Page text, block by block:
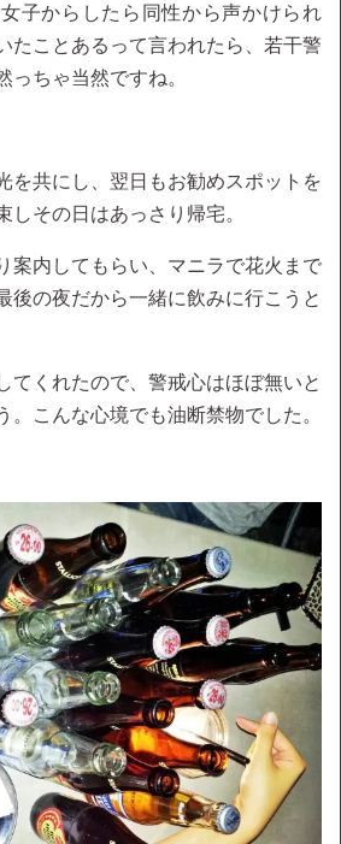
子からしたら同性から声かけられ
たことあるって言われたら、若干警
っちゃ当然ですね。
を共にし、翌日もお勧めスポットを
しその日はあっさり帰宅。
案内してもらい、マニラで花火まで
後の夜だから一緒に飲みに行こうと
てくれたので、警戒心はほぼ無いと
。こんな心境でも油断禁物でした。